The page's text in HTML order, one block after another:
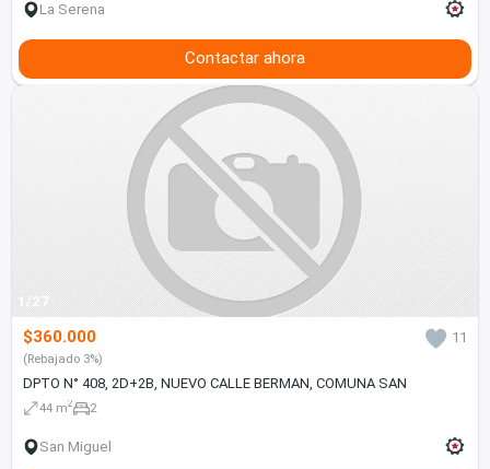
La Serena
Contactar ahora
1/27
$360.000 11
(Rebajado 3%)
DPTO N° 408, 2D+2B, NUEVO CALLE BERMAN, COMUNA SAN
44 m2 2
San Miguel